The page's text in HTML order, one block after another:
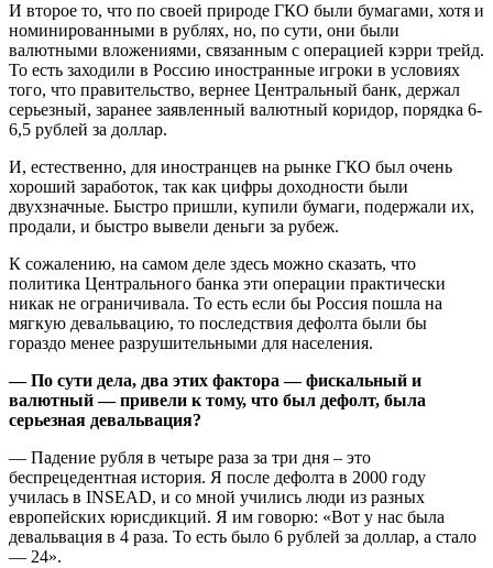
И второе то, что по своей природе ГКО были бумагами, хотя и
номинированными в рублях, но, по сути, они были
валютными вложениями, связанным с операцией кэрри трейд.
То есть заходили в Россию иностранные игроки в условиях
того, что правительство, вернее Центральный банк, держал
серьезный, заранее заявленный валютный коридор, порядка 6-
6,5 рублей за доллар.
И, естественно, для иностранцев на рынке ГКО был очень
хороший заработок, так как цифры доходности были
двухзначные. Быстро пришли, купили бумаги, подержали их,
продали, и быстро вывели деньги за рубеж.
К сожалению, на самом деле здесь можно сказать, что
политика Центрального банка эти операции практически
никак не ограничивала. То есть если бы Россия пошла на
мягкую девальвацию, то последствия дефолта были бы
гораздо менее разрушительными для населения.
— По сути дела, два этих фактора — фискальный и
валютный — привели к тому, что был дефолт, была
серьезная девальвация?
— Падение рубля в четыре раза за три дня – это
беспрецедентная история. Я после дефолта в 2000 году
училась в INSEAD, и со мной учились люди из разных
европейских юрисдикций. Я им говорю: «Вот у нас была
девальвация в 4 раза. То есть было 6 рублей за доллар, а стало
— 24».